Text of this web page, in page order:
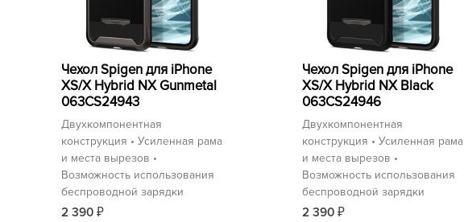
Чехол Spigen для iPhone
XS/X Hybrid NX Gunmetal
063CS24943
Двухкомпонентная
конструкция • Усиленная рама
и места вырезов •
Возможность использования
беспроводной зарядки
2 390 ₽
Чехол Spigen для iPhone
XS/X Hybrid NX Black
063CS24946
Двухкомпонентная
конструкция • Усиленная рама
и места вырезов •
Возможность использования
беспроводной зарядки
2 390 ₽